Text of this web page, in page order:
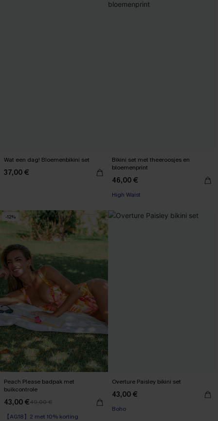
Wat een dag! Bloemenbikini set
37,00 €
Bikini set met theeroosjes en
bloemenprint
46,00 €
High Waist
-12%
Peach Please badpak met
buikcontrole
43,00 €49,00 €
【AG18】2 met 10% korting
Corrigerend badpak
Overture Paisley bikini set
43,00 €
Boho